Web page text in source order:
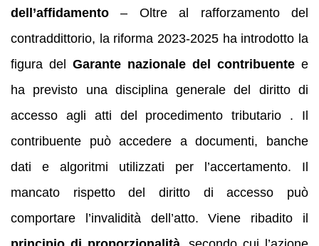
dell’affidamento – Oltre al rafforzamento del
contraddittorio, la riforma 2023‑2025 ha introdotto la
figura del Garante nazionale del contribuente e
ha previsto una disciplina generale del diritto di
accesso agli atti del procedimento tributario . Il
contribuente può accedere a documenti, banche
dati e algoritmi utilizzati per l’accertamento. Il
mancato rispetto del diritto di accesso può
comportare l’invalidità dell’atto. Viene ribadito il